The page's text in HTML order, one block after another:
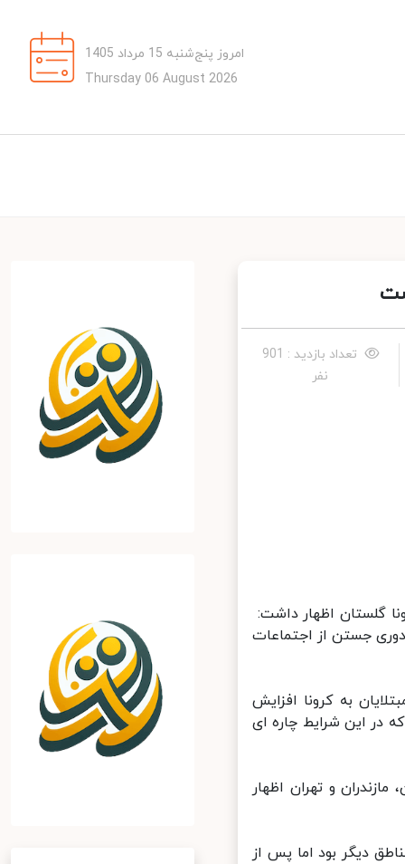
امروز پنج‌شنبه 15 مرداد 1405
Thursday 06 August 2026
تعداد بازدید : 901
نفر
گلستان اظهار داشت:
جستن از اجتماعات
به کرونا افزایش
این شرایط چاره ای
و تهران اظهار
دیگر بود اما پس از